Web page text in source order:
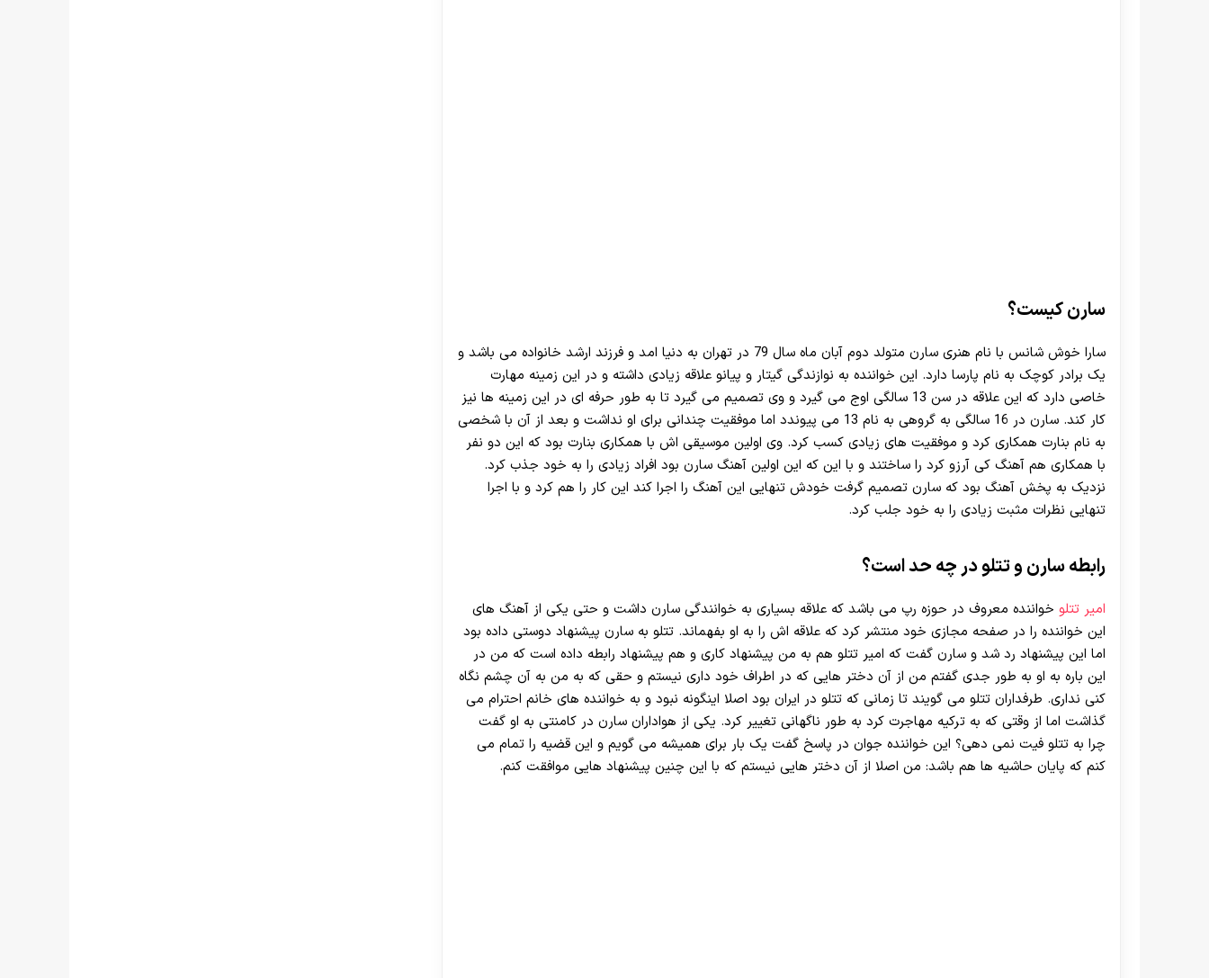
30 تا 50 درصد شارژ هدیه بیشتر فقط با ثبت نام در هات بت
سارن کیست؟
سارا خوش شانس با نام هنری سارن متولد دوم آبان ماه سال 79 در تهران به دنیا امد و فرزند ارشد خانواده می باشد و
یک برادر کوچک به نام پارسا دارد. این خواننده به نوازندگی گیتار و پیانو علاقه زیادی داشته و در این زمینه مهارت
خاصی دارد که این علاقه در سن 13 سالگی اوج می گیرد و وی تصمیم می گیرد تا به طور حرفه ای در این زمینه ها نیز
کار کند. سارن در 16 سالگی به گروهی به نام 13 می پیوندد اما موفقیت چندانی برای او نداشت و بعد از آن با شخصی
به نام بنارت همکاری کرد و موفقیت های زیادی کسب کرد. وی اولین موسیقی اش با همکاری بنارت بود که این دو نفر
با همکاری هم آهنگ کی آرزو کرد را ساختند و با این که این اولین آهنگ سارن بود افراد زیادی را به خود جذب کرد.
نزدیک به پخش آهنگ بود که سارن تصمیم گرفت خودش تنهایی این آهنگ را اجرا کند این کار را هم کرد و با اجرا
تنهایی نظرات مثبت زیادی را به خود جلب کرد.
رابطه سارن و تتلو در چه حد است؟
امیر تتلو خواننده معروف در حوزه رپ می باشد که علاقه بسیاری به خوانندگی سارن داشت و حتی یکی از آهنگ های
این خواننده را در صفحه مجازی خود منتشر کرد که علاقه اش را به او بفهماند. تتلو به سارن پیشنهاد دوستی داده بود
اما این پیشنهاد رد شد و سارن گفت که امیر تتلو هم به من پیشنهاد کاری و هم پیشنهاد رابطه داده است که من در
این باره به او به طور جدی گفتم من از آن دختر هایی که در اطراف خود داری نیستم و حقی که به من به آن چشم نگاه
کنی نداری. طرفداران تتلو می گویند تا زمانی که تتلو در ایران بود اصلا اینگونه نبود و به خواننده های خانم احترام می
گذاشت اما از وقتی که به ترکیه مهاجرت کرد به طور ناگهانی تغییر کرد. یکی از هواداران سارن در کامنتی به او گفت
چرا به تتلو فیت نمی دهی؟ این خواننده جوان در پاسخ گفت یک بار برای همیشه می گویم و این قضیه را تمام می
کنم که پایان حاشیه ها هم باشد: من اصلا از آن دختر هایی نیستم که با این چنین پیشنهاد هایی موافقت کنم.